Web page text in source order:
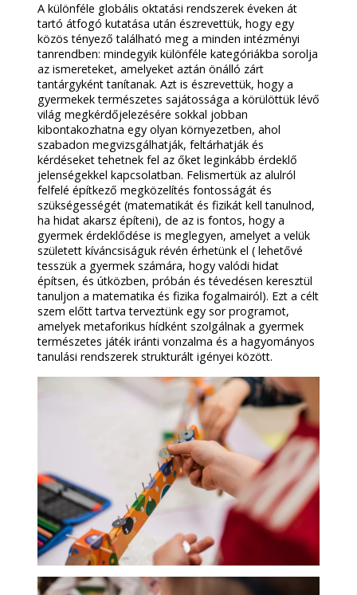
A különféle globális oktatási rendszerek éveken át
tartó átfogó kutatása után észrevettük, hogy egy
közös tényező található meg a minden intézményi
tanrendben: mindegyik különféle kategóriákba sorolja
az ismereteket, amelyeket aztán önálló zárt
tantárgyként tanítanak. Azt is észrevettük, hogy a
gyermekek természetes sajátossága a körülöttük lévő
világ megkérdőjelezésére sokkal jobban
kibontakozhatna egy olyan környezetben, ahol
szabadon megvizsgálhatják, feltárhatják és
kérdéseket tehetnek fel az őket leginkább érdeklő
jelenségekkel kapcsolatban. Felismertük az alulról
felfelé építkező megközelítés fontosságát és
szükségességét (matematikát és fizikát kell tanulnod,
ha hidat akarsz építeni), de az is fontos, hogy a
gyermek érdeklődése is meglegyen, amelyet a velük
született kíváncsiságuk révén érhetünk el ( lehetővé
tesszük a gyermek számára, hogy valódi hidat
építsen, és útközben, próbán és tévedésen keresztül
tanuljon a matematika és fizika fogalmairól). Ezt a célt
szem előtt tartva terveztünk egy sor programot,
amelyek metaforikus hídként szolgálnak a gyermek
természetes játék iránti vonzalma és a hagyományos
tanulási rendszerek strukturált igényei között.